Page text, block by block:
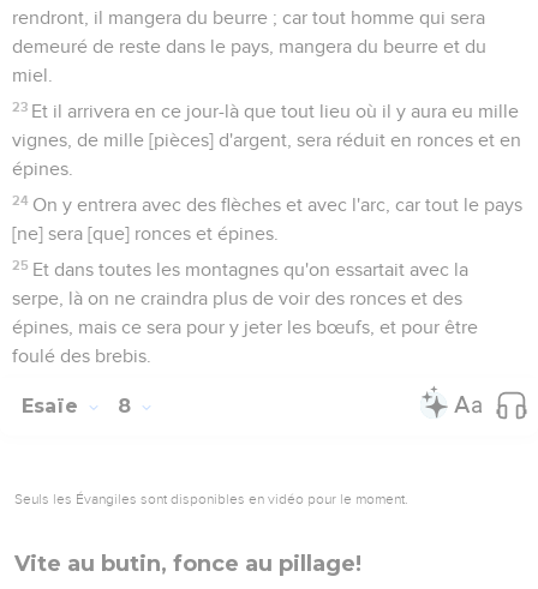
rendront, il mangera du beurre ; car tout homme qui sera
demeuré de reste dans le pays, mangera du beurre et du
miel.
23 Et il arrivera en ce jour-là que tout lieu où il y aura eu mille
vignes, de mille [pièces] d'argent, sera réduit en ronces et en
épines.
24 On y entrera avec des flèches et avec l'arc, car tout le pays
[ne] sera [que] ronces et épines.
25 Et dans toutes les montagnes qu'on essartait avec la
serpe, là on ne craindra plus de voir des ronces et des
épines, mais ce sera pour y jeter les bœufs, et pour être
foulé des brebis.
Esaïe 8
Seuls les Évangiles sont disponibles en vidéo pour le moment.
Vite au butin, fonce au pillage!